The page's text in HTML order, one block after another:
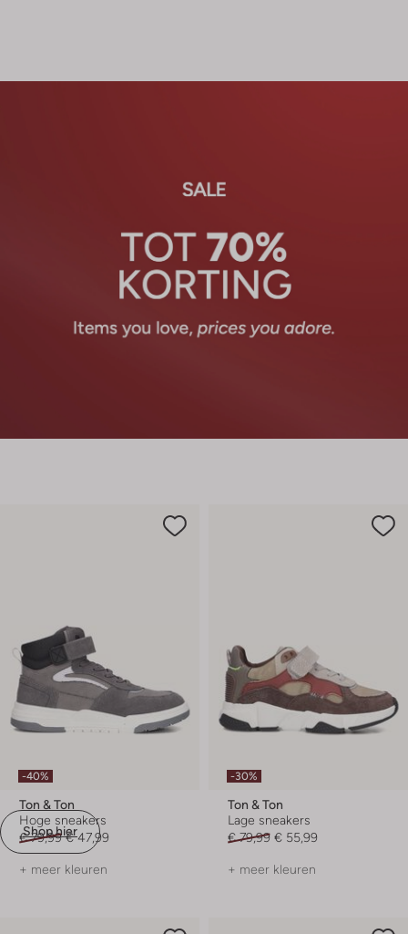
Shop hier
-40%
Ton & Ton
Hoge sneakers
€ 79,99 € 47,99
+ meer kleuren
-30%
Ton & Ton
Lage sneakers
€ 79,99 € 55,99
+ meer kleuren